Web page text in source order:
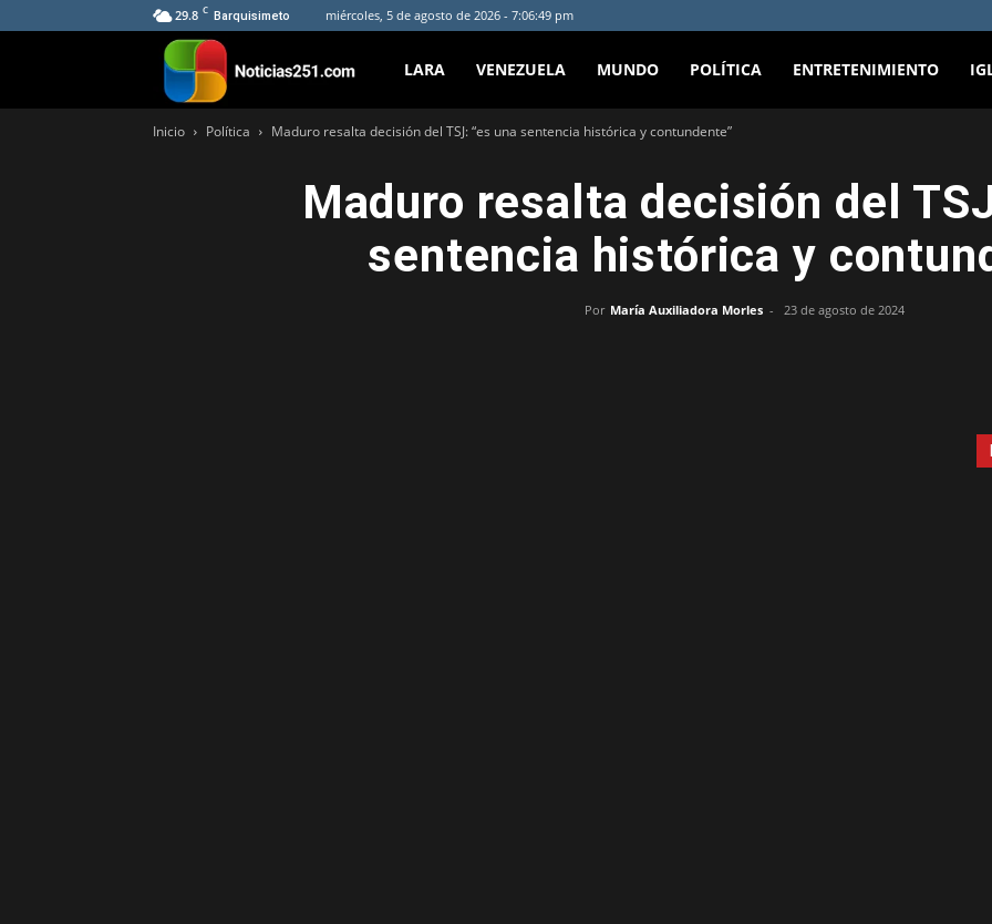
29.8 C Barquisimeto miércoles, 5 de agosto de 2026 - 7:06:49 pm
Noticias251
LARA VENEZUELA MUNDO POLÍTICA ENTRETENIMIENTO
Inicio Política Maduro resalta decisión del TSJ: “es una sentencia histórica y contundente”
Maduro resalta decisión del
sentencia histórica y
Por María Auxiliadora Morles - 23 de agosto de 2024